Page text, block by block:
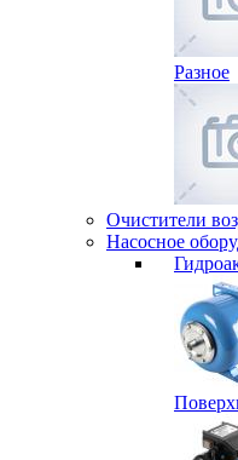
Разное
Очистители
Насосное